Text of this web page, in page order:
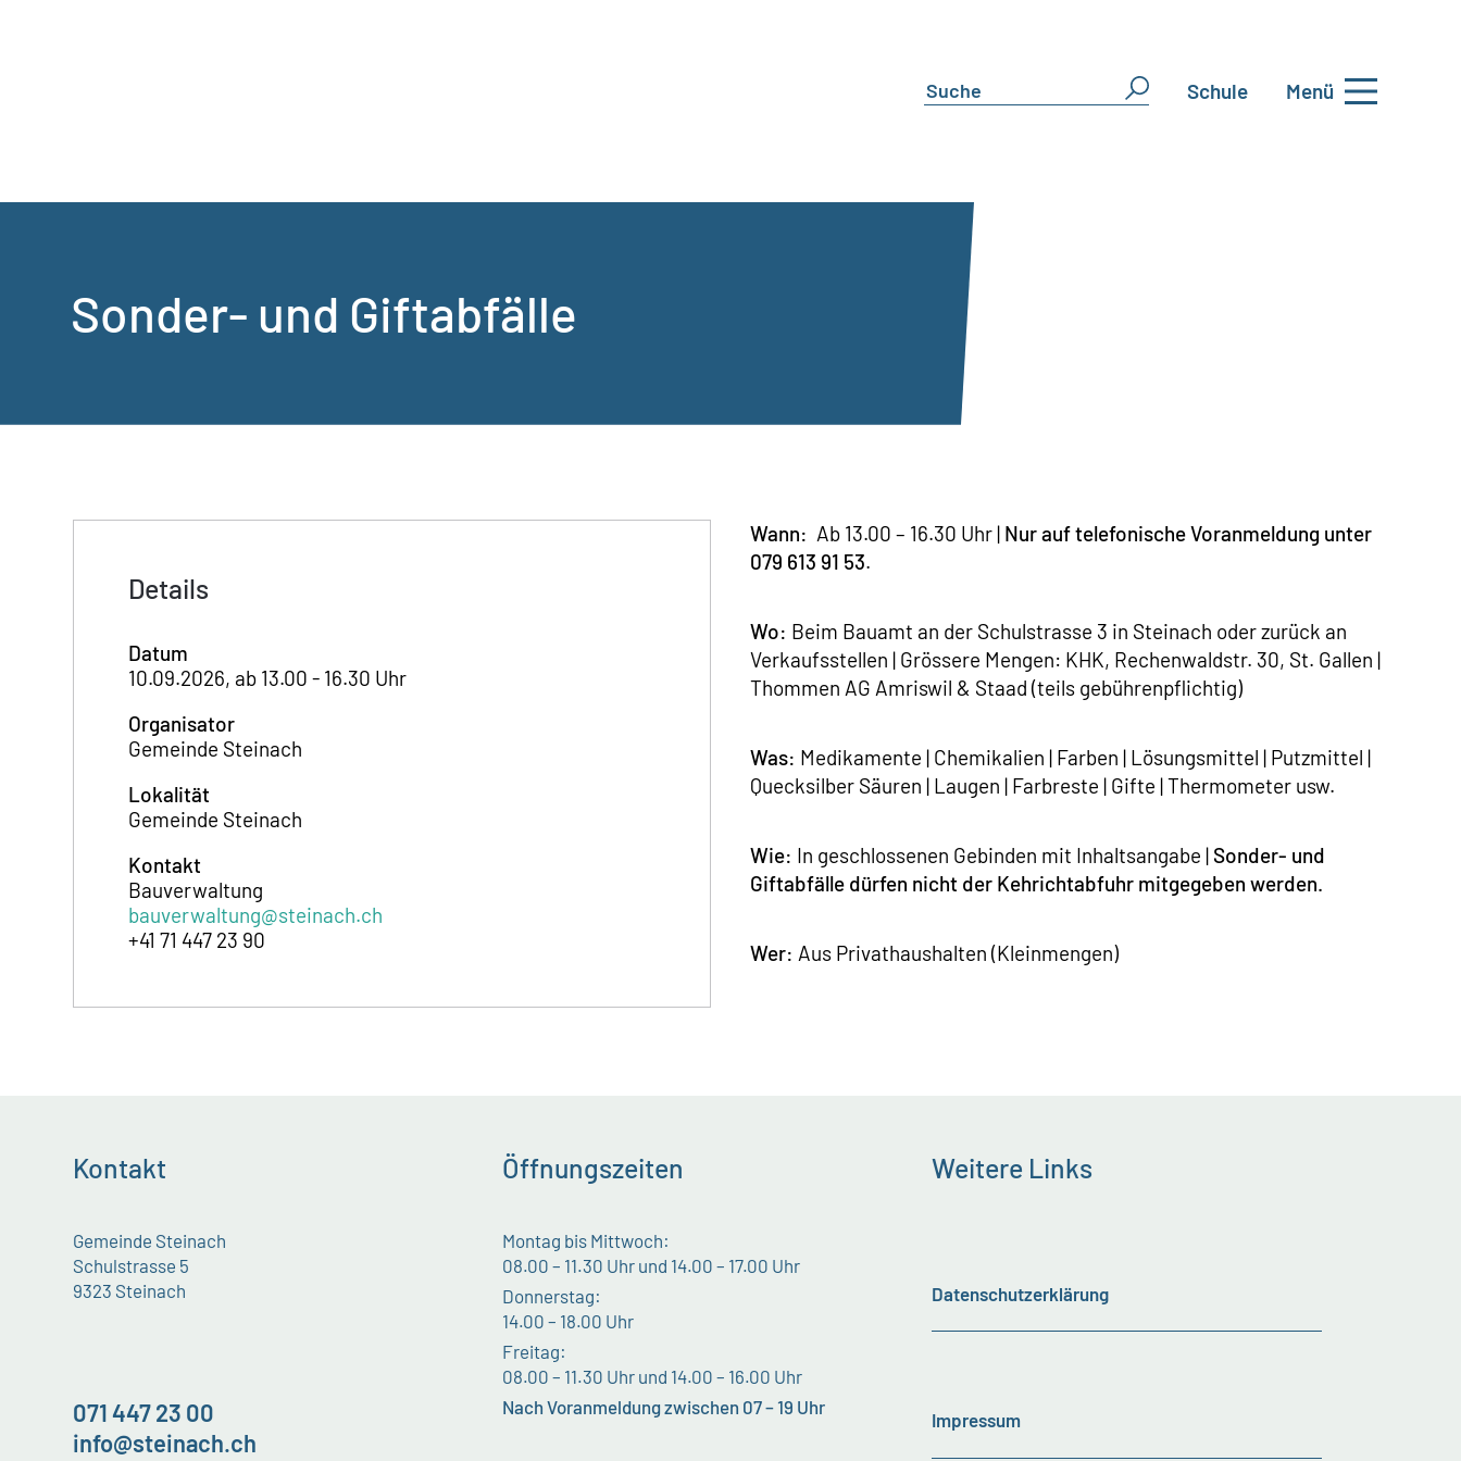
Schule Menü
Sonder- und Giftabfälle
Details
Datum
10.09.2026, ab 13.00 - 16.30 Uhr
Organisator
Gemeinde Steinach
Lokalität
Gemeinde Steinach
Kontakt
Bauverwaltung
bauverwaltung@steinach.ch
+41 71 447 23 90
Wann: Ab 13.00 – 16.30 Uhr | Nur auf telefonische Voranmeldung unter
079 613 91 53.
Wo: Beim Bauamt an der Schulstrasse 3 in Steinach oder zurück an
Verkaufsstellen | Grössere Mengen: KHK, Rechenwaldstr. 30, St. Gallen |
Thommen AG Amriswil & Staad (teils gebührenpflichtig)
Was: Medikamente | Chemikalien | Farben | Lösungsmittel | Putzmittel |
Quecksilber Säuren | Laugen | Farbreste | Gifte | Thermometer usw.
Wie: In geschlossenen Gebinden mit Inhaltsangabe | Sonder- und
Giftabfälle dürfen nicht der Kehrichtabfuhr mitgegeben werden.
Wer: Aus Privathaushalten (Kleinmengen)
Kontakt
Gemeinde Steinach
Schulstrasse 5
9323 Steinach
071 447 23 00
info@steinach.ch
Öffnungszeiten
Montag bis Mittwoch:
08.00 – 11.30 Uhr und 14.00 – 17.00 Uhr
Donnerstag:
14.00 – 18.00 Uhr
Freitag:
08.00 – 11.30 Uhr und 14.00 – 16.00 Uhr
Nach Voranmeldung zwischen 07 – 19 Uhr
Weitere Links
Datenschutzerklärung
Impressum